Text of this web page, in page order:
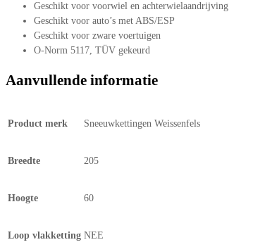
Geschikt voor voorwiel en achterwielaandrijving
Geschikt voor auto’s met ABS/ESP
Geschikt voor zware voertuigen
O-Norm 5117, TÜV gekeurd
Aanvullende informatie
Product merk Sneeuwkettingen Weissenfels
Breedte 205
Hoogte 60
Loop vlakketting NEE